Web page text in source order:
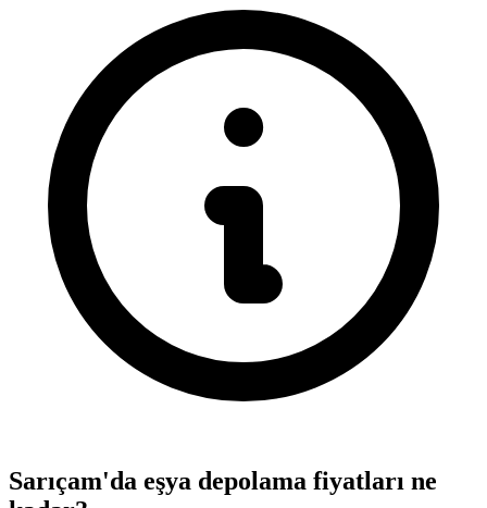
Sarıçam'da eşya depolama fiyatları ne